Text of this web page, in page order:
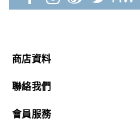
商店資料
聯絡我們
會員服務